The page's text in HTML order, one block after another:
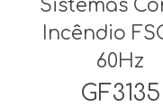
Sistemas
Incêndio
60Hz
GF3135